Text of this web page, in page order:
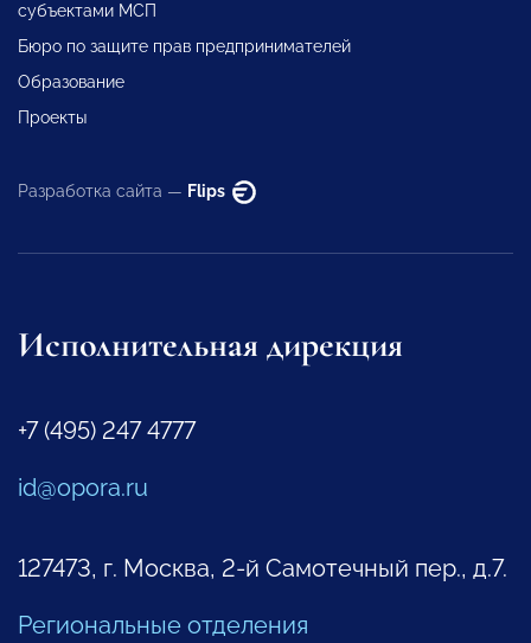
субъектами МСП
Бюро по защите прав предпринимателей
Образование
Проекты
Разработка сайта — Flips
Исполнительная дирекция
+7 (495) 247 4777
id@opora.ru
127473, г. Москва, 2-й Самотечный пер., д.7.
Региональные отделения